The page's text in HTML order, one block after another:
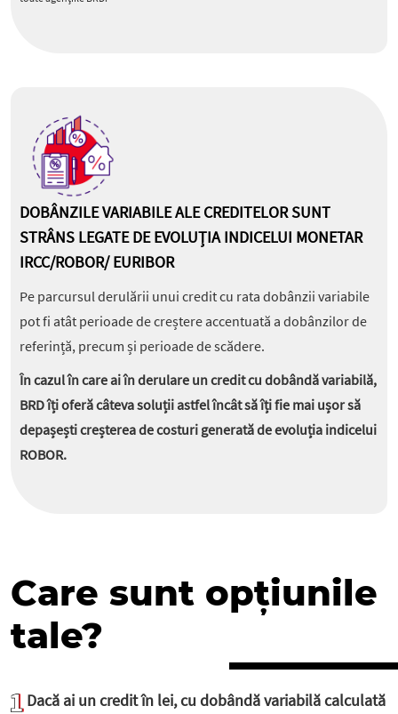
DOBÂNZILE VARIABILE ALE CREDITELOR SUNT
STRÂNS LEGATE DE EVOLUȚIA INDICELUI MONETAR
IRCC/ROBOR/ EURIBOR
Pe parcursul derulării unui credit cu rata dobânzii variabile
pot fi atât perioade de creștere accentuată a dobânzilor de
referință, precum și perioade de scădere.
În cazul în care ai în derulare un credit cu dobândă variabilă,
BRD îți oferă câteva soluții astfel încât să îți fie mai ușor să
depașești creșterea de costuri generată de evoluția indicelui
ROBOR.
Care sunt opțiunile
tale?
Dacă ai un credit în lei, cu dobândă variabilă calculată